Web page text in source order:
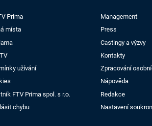
Prima
Management
místa
Press
Castingy a výzvy
Kontakty
užívání
Zpracování
Nápověda
FTV Prima spol. s r.o.
Redakce
chybu
Nastavení